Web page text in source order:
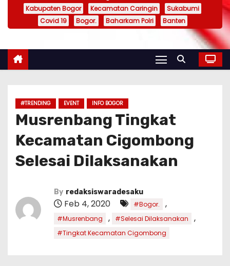
Kabupaten Bogor Kecamatan Caringin
Sukabumi
Covid 19
Bogor. Baharkam Polri Banten
#TRENDING EVENT INFO BOGOR
Musrenbang Tingkat
Kecamatan Cigombong
Selesai Dilaksanakan
By redaksiswaradesaku
Feb 4, 2020 #Bogor. ,
#Musrenbang , #Selesai Dilaksanakan ,
#Tingkat Kecamatan Cigombong